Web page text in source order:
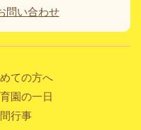
ての方へ
園の一日
行事